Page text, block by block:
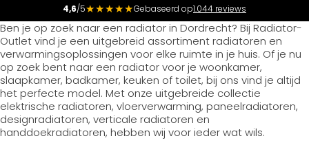
4,6/5★★★★★Gebaseerd op1.044 reviews
Ben je op zoek naar een radiator in Dordrecht? Bij Radiator-
Outlet vind je een uitgebreid assortiment radiatoren en
verwarmingsoplossingen voor elke ruimte in je huis. Of je nu
op zoek bent naar een radiator voor je woonkamer,
slaapkamer, badkamer, keuken of toilet, bij ons vind je altijd
het perfecte model. Met onze uitgebreide collectie
elektrische radiatoren, vloerverwarming, paneelradiatoren,
designradiatoren, verticale radiatoren en
handdoekradiatoren, hebben wij voor ieder wat wils.